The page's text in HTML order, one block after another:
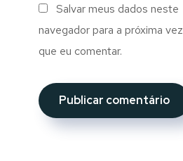
Salvar meus dados neste
navegador para a próxima vez
que eu comentar.